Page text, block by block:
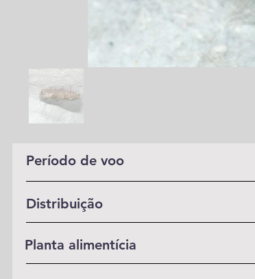
Período de voo
Distribuição
Planta alimentícia